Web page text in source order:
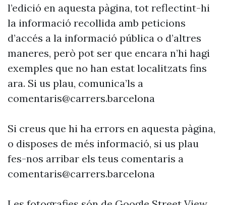
l’edició en aquesta pàgina, tot reflectint-hi
la informació recollida amb peticions
d’accés a la informació pública o d’altres
maneres, però pot ser que encara n’hi hagi
exemples que no han estat localitzats fins
ara. Si us plau, comunica’ls a
comentaris@carrers.barcelona
Si creus que hi ha errors en aquesta pàgina,
o disposes de més informació, si us plau
fes-nos arribar els teus comentaris a
comentaris@carrers.barcelona